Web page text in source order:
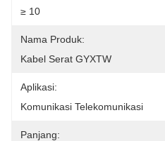
≥ 10
Nama Produk:
Kabel Serat GYXTW
Aplikasi:
Komunikasi Telekomunikasi
Panjang: